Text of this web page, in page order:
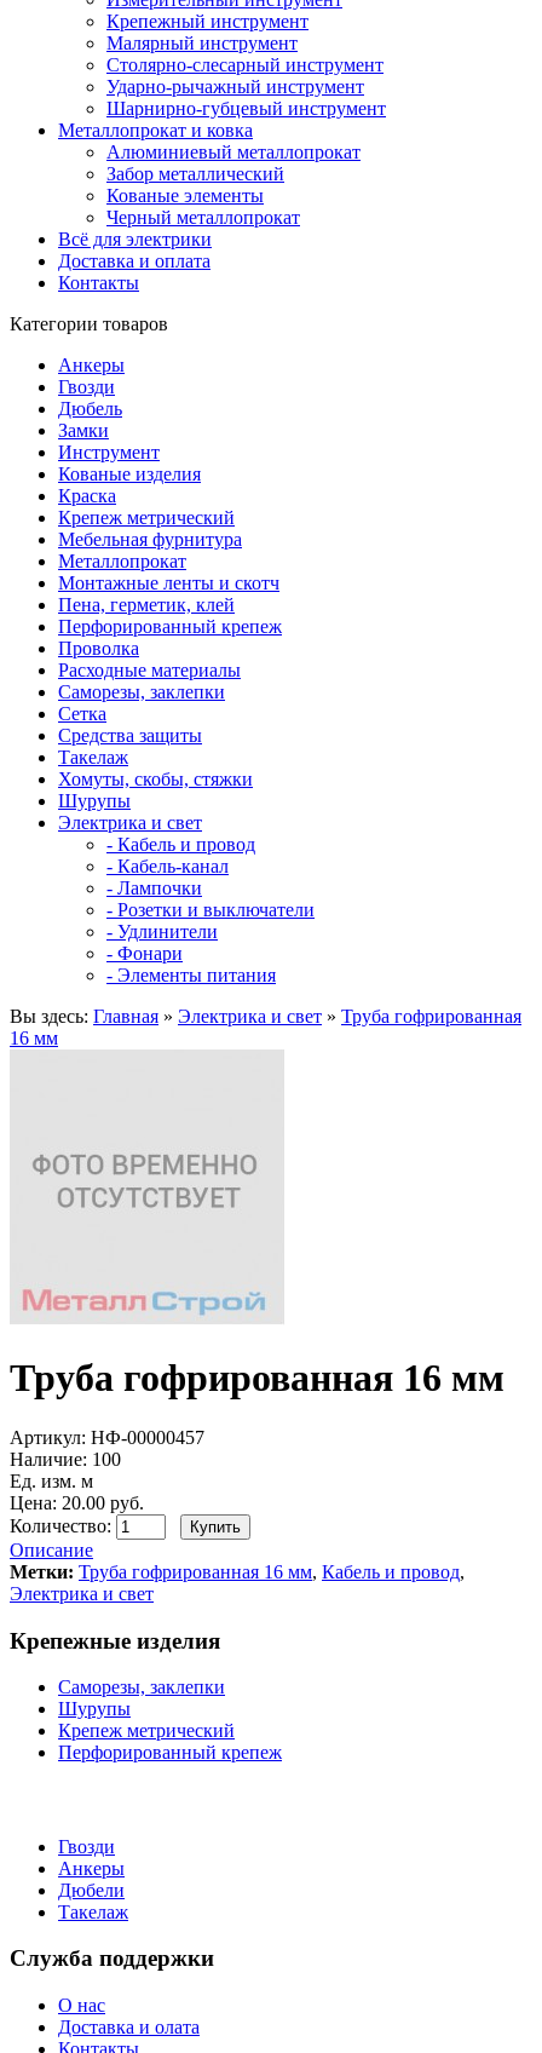
Крепежный инструмент
Малярный инструмент
Столярно-слесарный инструмент
Ударно-рычажный инструмент
Шарнирно-губцевый инструмент
Металлопрокат и ковка
Алюминиевый металлопрокат
Забор металлический
Кованые элементы
Черный металлопрокат
Всё для электрики
Доставка и оплата
Контакты
Категории товаров
Анкеры
Гвозди
Дюбель
Замки
Инструмент
Кованые изделия
Краска
Крепеж метрический
Мебельная фурнитура
Металлопрокат
Монтажные ленты и скотч
Пена, герметик, клей
Перфорированный крепеж
Проволка
Расходные материалы
Саморезы, заклепки
Сетка
Средства защиты
Такелаж
Хомуты, скобы, стяжки
Шурупы
Электрика и свет
- Кабель и провод
- Кабель-канал
- Лампочки
- Розетки и выключатели
- Удлинители
- Фонари
- Элементы питания
Вы здесь: Главная » Электрика и свет » Труба гофрированная
16 мм
Труба гофрированная 16 мм
Артикул: НФ-00000457
Наличие: 100
Ед. изм. м
Цена: 20.00 руб.
Количество:
Описание
Метки: Труба гофрированная 16 мм, Кабель и провод,
Электрика и свет
Крепежные изделия
Саморезы, заклепки
Шурупы
Крепеж метрический
Перфорированный крепеж
Гвозди
Анкеры
Дюбели
Такелаж
Служба поддержки
О нас
Доставка и олата